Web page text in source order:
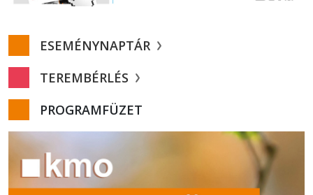
ESEMÉNYNAPTÁR
TEREMBÉRLÉS
PROGRAMFÜZET